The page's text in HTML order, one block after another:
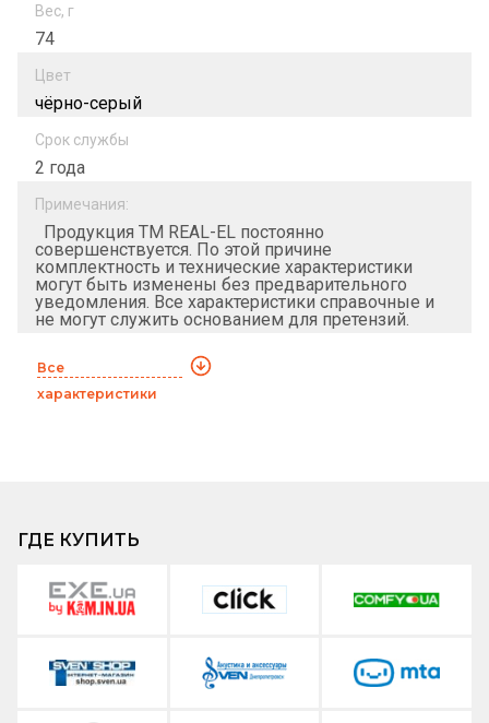
Вес, г
74
Цвет
чёрно-серый
Срок службы
2 года
Примечания:
Продукция ТМ REAL-EL постоянно
совершенствуется. По этой причине
комплектность и технические характеристики
могут быть изменены без предварительного
уведомления. Все характеристики справочные и
не могут служить основанием для претензий.
Все
характеристики
ГДЕ КУПИТЬ